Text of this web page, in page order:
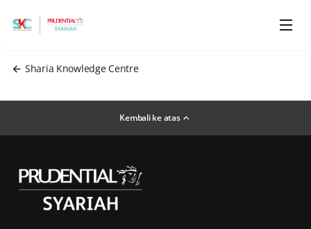
Sharia Knowledge Centre
Kembali ke atas